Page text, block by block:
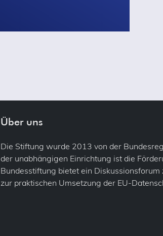
Über uns
Die Stiftung wurde 2013 von der
der unabhängigen Einrichtung ist die
Bundesstiftung bietet ein
zur praktischen Umsetzung der EU-